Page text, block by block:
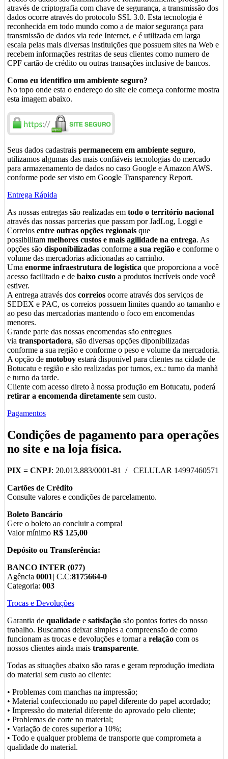
através de criptografia com chave de segurança, a transmissão dos
dados ocorre através do protocolo SSL 3.0. Esta tecnologia é
reconhecida em todo mundo como a de maior segurança para
transmissão de dados via rede Internet, e é utilizada em larga
escala pelas mais diversas instituições que possuem sites na Web e
recebem informações restritas de seus clientes como numero de
CPF cartão de crédito ou outras transações inclusive de bancos.
Como eu identifico um ambiente seguro?
No topo onde esta o endereço do site ele começa conforme mostra
esta imagem abaixo.
Seus dados cadastrais permanecem em ambiente seguro,
utilizamos algumas das mais confiáveis tecnologias do mercado
para armazenamento de dados no caso Google e Amazon AWS.
conforme pode ser visto em Google Transparency Report.
Entrega Rápida
As nossas entregas são realizadas em todo o território nacional
através das nossas parcerias que passam por JadLog, Loggi e
Correios entre outras opções regionais que
possibilitam melhores custos e mais agilidade na entrega. As
opções são disponibilizadas conforme a sua região e conforme o
volume das mercadorias adicionadas ao carrinho.
Uma enorme infraestrutura de logística que proporciona a você
acesso facilitado e de baixo custo a produtos incríveis onde você
estiver.
A entrega através dos correios ocorre através dos serviços de
SEDEX e PAC, os correios possuem limites quando ao tamanho e
ao peso das mercadorias mantendo o foco em encomendas
menores.
Grande parte das nossas encomendas são entregues
via transportadora, são diversas opções diponibilizadas
conforme a sua região e conforme o peso e volume da mercadoria.
A opção de motoboy estará disponível para clientes na cidade de
Botucatu e região e são realizadas por turnos, ex.: turno da manhã
e turno da tarde.
Cliente com acesso direto à nossa produção em Botucatu, poderá
retirar a encomenda diretamente sem custo.
Pagamentos
Condições de pagamento para operações
no site e na loja física.
PIX = CNPJ: 20.013.883/0001-81 / CELULAR 14997460571
Cartões de Crédito
Consulte valores e condições de parcelamento.
Boleto Bancário
Gere o boleto ao concluir a compra!
Valor mínimo R$ 125,00
Depósito ou Transferência:
BANCO INTER (077)
Agência 0001| C.C:8175664-0
Categoria: 003
Trocas e Devoluções
Garantia de qualidade e satisfação são pontos fortes do nosso
trabalho. Buscamos deixar simples a compreensão de como
funcionam as trocas e devoluções e tornar a relação com os
nossos clientes ainda mais transparente.
Todas as situações abaixo são raras e geram reprodução imediata
do material sem custo ao cliente:
• Problemas com manchas na impressão;
• Material confeccionado no papel diferente do papel acordado;
• Impressão do material diferente do aprovado pelo cliente;
• Problemas de corte no material;
• Variação de cores superior a 10%;
• Todo e qualquer problema de transporte que comprometa a
qualidade do material.